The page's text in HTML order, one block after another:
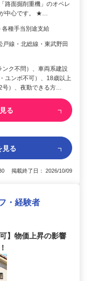
路面掘削重機」のオペレ
が中心です。 ★…
種手当別途支給
線・北総線・東武野田
ク不問）、車両系建設
ユンボ不可）、18歳以上
号）、夜勤できる方…
る
見る
掲載終了日： 2026/10/09
・経験者
】物価上昇の影響